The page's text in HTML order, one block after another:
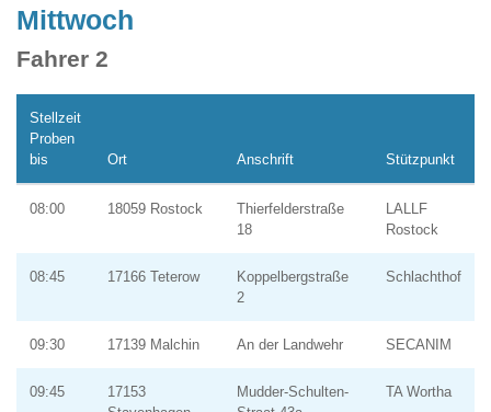
Mittwoch
Fahrer 2
Stellzeit
Proben
bis
Ort Anschrift Stützpunkt
08:00 18059 Rostock
Thierfelderstraße
18
LALLF
Rostock
08:45 17166 Teterow
Koppelbergstraße
2
Schlachthof
09:30 17139 Malchin An der Landwehr SECANIM
09:45
17153
Mudder-Schulten-
TA Wortha